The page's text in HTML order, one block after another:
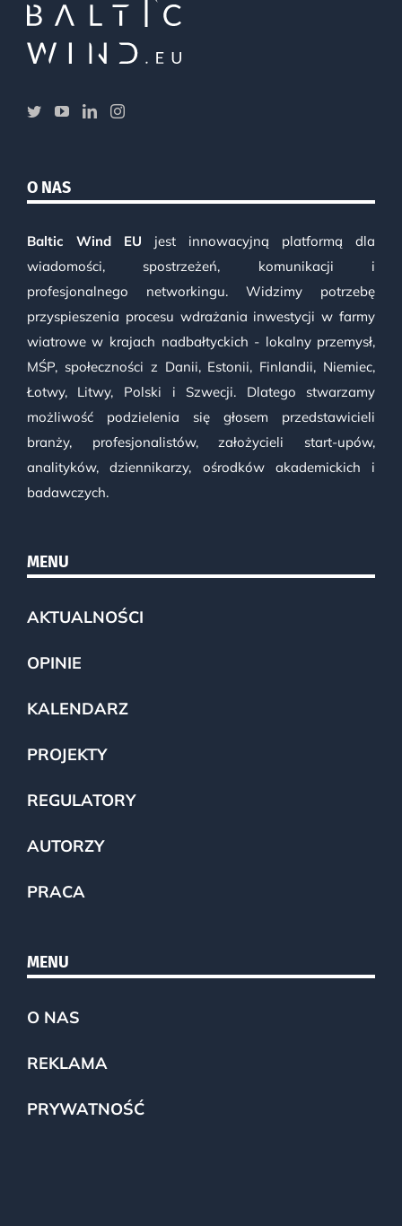
O NAS
Baltic Wind EU jest innowacyjną platformą dla
wiadomości, spostrzeżeń, komunikacji i
profesjonalnego networkingu. Widzimy potrzebę
przyspieszenia procesu wdrażania inwestycji w farmy
wiatrowe w krajach nadbałtyckich - lokalny przemysł,
MŚP, społeczności z Danii, Estonii, Finlandii, Niemiec,
Łotwy, Litwy, Polski i Szwecji. Dlatego stwarzamy
możliwość podzielenia się głosem przedstawicieli
branży, profesjonalistów, założycieli start-upów,
analityków, dziennikarzy, ośrodków akademickich i
badawczych.
MENU
AKTUALNOŚCI
OPINIE
KALENDARZ
PROJEKTY
REGULATORY
AUTORZY
PRACA
MENU
O NAS
REKLAMA
PRYWATNOŚĆ